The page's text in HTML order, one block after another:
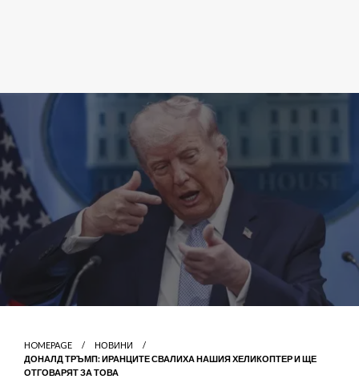
HOMEPAGE
НОВИНИ
ДОНАЛД ТРЪМП: ИРАНЦИТЕ СВАЛИХА НАШИЯ ХЕЛИКОПТЕР И ЩЕ
ОТГОВАРЯТ ЗА ТОВА